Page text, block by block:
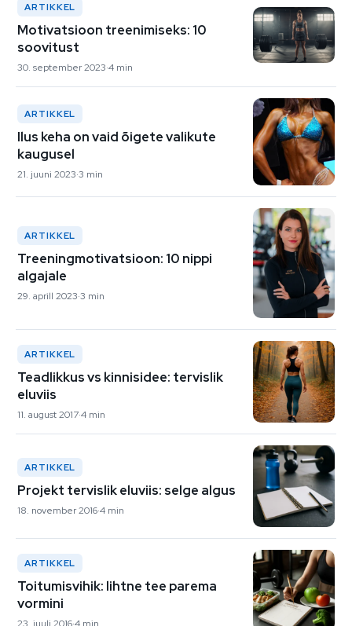
ARTIKKEL
Motivatsioon treenimiseks: 10
soovitust
30. september 2023 4 min
ARTIKKEL
Ilus keha on vaid õigete valikute
kaugusel
21. juuni 2023 3 min
ARTIKKEL
Treeningmotivatsioon: 10 nippi
algajale
29. aprill 2023 3 min
ARTIKKEL
Teadlikkus vs kinnisidee: tervislik
eluviis
11. august 20174 min
ARTIKKEL
Projekt tervislik eluviis: selge algus
18. november 20164 min
ARTIKKEL
Toitumisvihik: lihtne tee parema
vormini